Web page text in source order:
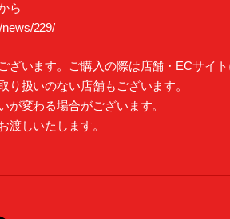
ら
229/
います。ご購入の際は店舗・ECサイト
扱いのない店舗もございます。
変わる場合がございます。
しいたします。